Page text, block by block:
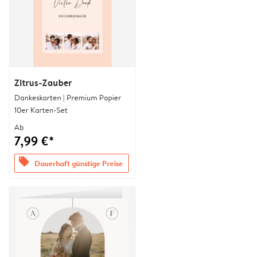
Zitrus-Zauber
Dankeskarten | Premium Papier
10er Karten-Set
Ab
7,99 €*
offers Dauerhaft günstige Preise